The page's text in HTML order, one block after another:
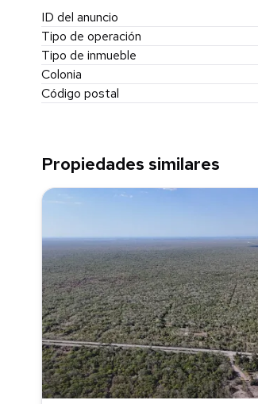
ID del anuncio
Tipo de operación
Tipo de inmueble
Colonia
Código postal
Propiedades similares